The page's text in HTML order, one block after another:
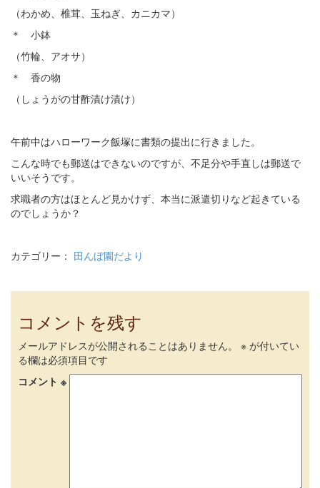
（わかめ、椎茸、玉ねぎ、カニカマ）
＊ 小鉢
（竹輪、アオサ）
＊ 香の物
（しょうがの甘酢漬け漬け）
午前中はハローワーク飯塚に書類の提出に行きました。
こんな時でも郵送はできないのですが、不足分や手直しは郵送で
いいそうです。
求職者の方はほとんど見かけず、本当に派遣切りなど起きている
のでしょうか？
カテゴリー： 田んぼ園だより
コメントを残す
メールアドレスが公開されることはありません。 ※ が付いてい
る欄は必須項目です
コメント ※